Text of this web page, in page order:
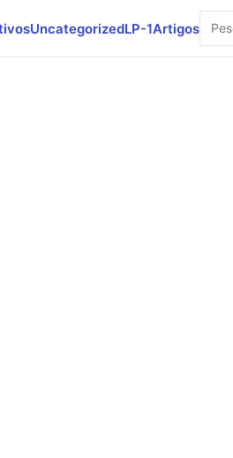
UncategorizedLP-1Artigos